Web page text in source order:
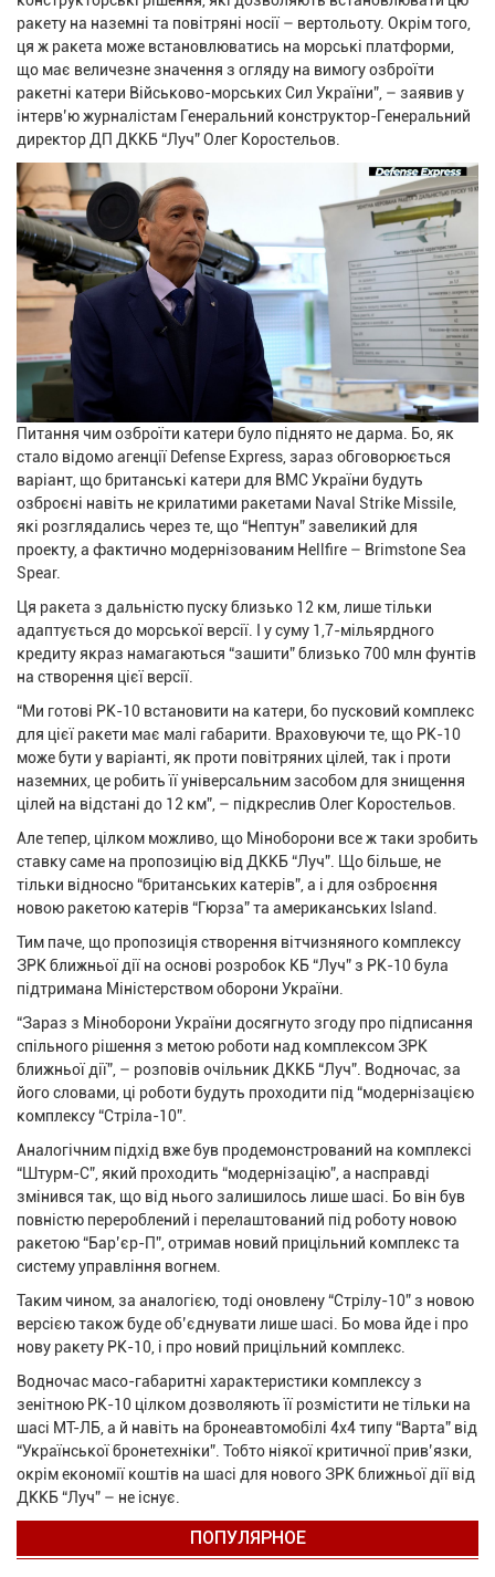
ракету на наземні та повітряні носії – вертольоту. Окрім того,
ця ж ракета може встановлюватись на морські платформи,
що має величезне значення з огляду на вимогу озброїти
ракетні катери Військово-морських Сил України”, – заявив у
інтерв’ю журналістам Генеральний конструктор-Генеральний
директор ДП ДККБ “Луч” Олег Коростельов.
Питання чим озброїти катери було піднято не дарма. Бо, як
стало відомо агенції Defense Express, зараз обговорюється
варіант, що британські катери для ВМС України будуть
озброєні навіть не крилатими ракетами Naval Strike Missile,
які розглядались через те, що “Нептун” завеликий для
проекту, а фактично модернізованим Hellfire – Brimstone Sea
Spear.
Ця ракета з дальністю пуску близько 12 км, лише тільки
адаптується до морської версії. І у суму 1,7-мільярдного
кредиту якраз намагаються “зашити” близько 700 млн фунтів
на створення цієї версії.
“Ми готові РК-10 встановити на катери, бо пусковий комплекс
для цієї ракети має малі габарити. Враховуючи те, що РК-10
може бути у варіанті, як проти повітряних цілей, так і проти
наземних, це робить її універсальним засобом для знищення
цілей на відстані до 12 км”, – підкреслив Олег Коростельов.
Але тепер, цілком можливо, що Міноборони все ж таки зробить
ставку саме на пропозицію від ДККБ “Луч”. Що більше, не
тільки відносно “британських катерів”, а і для озброєння
новою ракетою катерів “Гюрза” та американських Island.
Тим паче, що пропозиція створення вітчизняного комплексу
ЗРК ближньої дії на основі розробок КБ “Луч” з РК-10 була
підтримана Міністерством оборони України.
“Зараз з Міноборони України досягнуто згоду про підписання
спільного рішення з метою роботи над комплексом ЗРК
ближньої дії”, – розповів очільник ДККБ “Луч”. Водночас, за
його словами, ці роботи будуть проходити під “модернізацією
комплексу “Стріла-10”.
Аналогічним підхід вже був продемонстрований на комплексі
“Штурм-С”, який проходить “модернізацію”, а насправді
змінився так, що від нього залишилось лише шасі. Бо він був
повністю перероблений і перелаштований під роботу новою
ракетою “Бар’єр-П”, отримав новий прицільний комплекс та
систему управління вогнем.
Таким чином, за аналогією, тоді оновлену “Стрілу-10” з новою
версією також буде об’єднувати лише шасі. Бо мова йде і про
нову ракету РК-10, і про новий прицільний комплекс.
Водночас масо-габаритні характеристики комплексу з
зенітною РК-10 цілком дозволяють її розмістити не тільки на
шасі МТ-ЛБ, а й навіть на бронеавтомобілі 4х4 типу “Варта” від
“Української бронетехніки”. Тобто ніякої критичної прив’язки,
окрім економії коштів на шасі для нового ЗРК ближньої дії від
ДККБ “Луч” – не існує.
ПОПУЛЯРНОЕ